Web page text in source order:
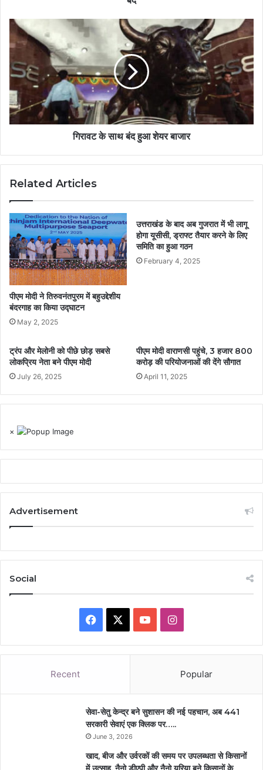
गिरावट के साथ बंद हुआ शेयर बाजार
Related Articles
पीएम मोदी ने तिरुवनंतपुरम में बहुउद्देशीय
बंदरगाह का किया उद्घाटन
May 2, 2025
उत्तराखंड के बाद अब गुजरात में भी लागू
होगा यूसीसी, ड्राफ्ट तैयार करने के लिए
समिति का हुआ गठन
February 4, 2025
ट्रंप और मेलोनी को पीछे छोड़ सबसे
लोकप्रिय नेता बने पीएम मोदी
July 26, 2025
पीएम मोदी वाराणसी पहुंचे, 3 हजार 800
करोड़ की परियोजनाओं की देंगे सौगात
April 11, 2025
×
Advertisement
Social
Facebook YouTubeInstagram
Recent Popular
सेवा-सेतु केन्द्र बने सुशासन की नई पहचान, अब 441
सरकारी सेवाएं एक क्लिक पर…..
June 3, 2026
खाद, बीज और उर्वरकों की समय पर उपलब्धता से किसानों